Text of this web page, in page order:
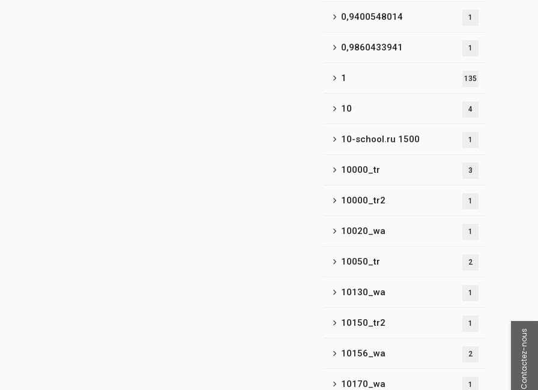
0,9400548014 1
0,9860433941 1
1 135
10 4
10-school.ru 1500 1
10000_tr 3
10000_tr2 1
10020_wa 1
10050_tr 2
10130_wa 1
10150_tr2 1
10156_wa 2
10170_wa 1 Contactez-nous